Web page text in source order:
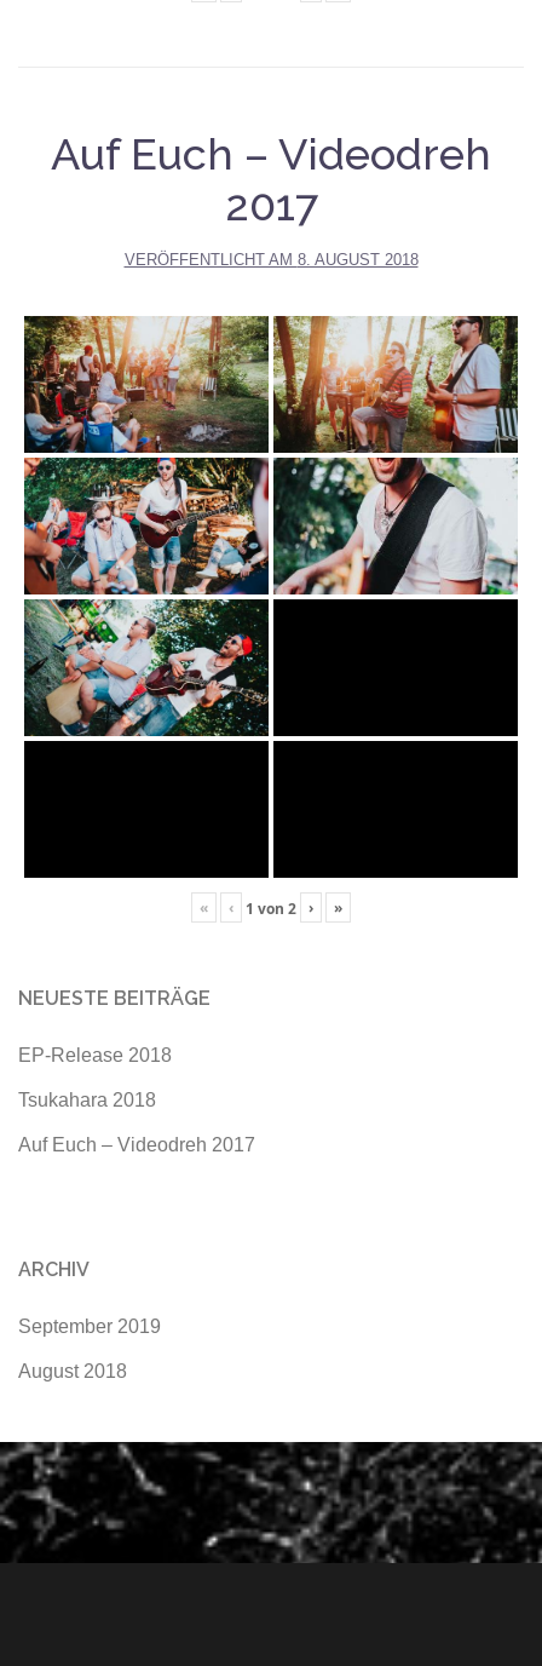
Auf Euch – Videodreh
2017
VERÖFFENTLICHT AM 8. AUGUST 2018
« ‹ 1 von 2 › »
NEUESTE BEITRÄGE
EP-Release 2018
Tsukahara 2018
Auf Euch – Videodreh 2017
ARCHIV
September 2019
August 2018